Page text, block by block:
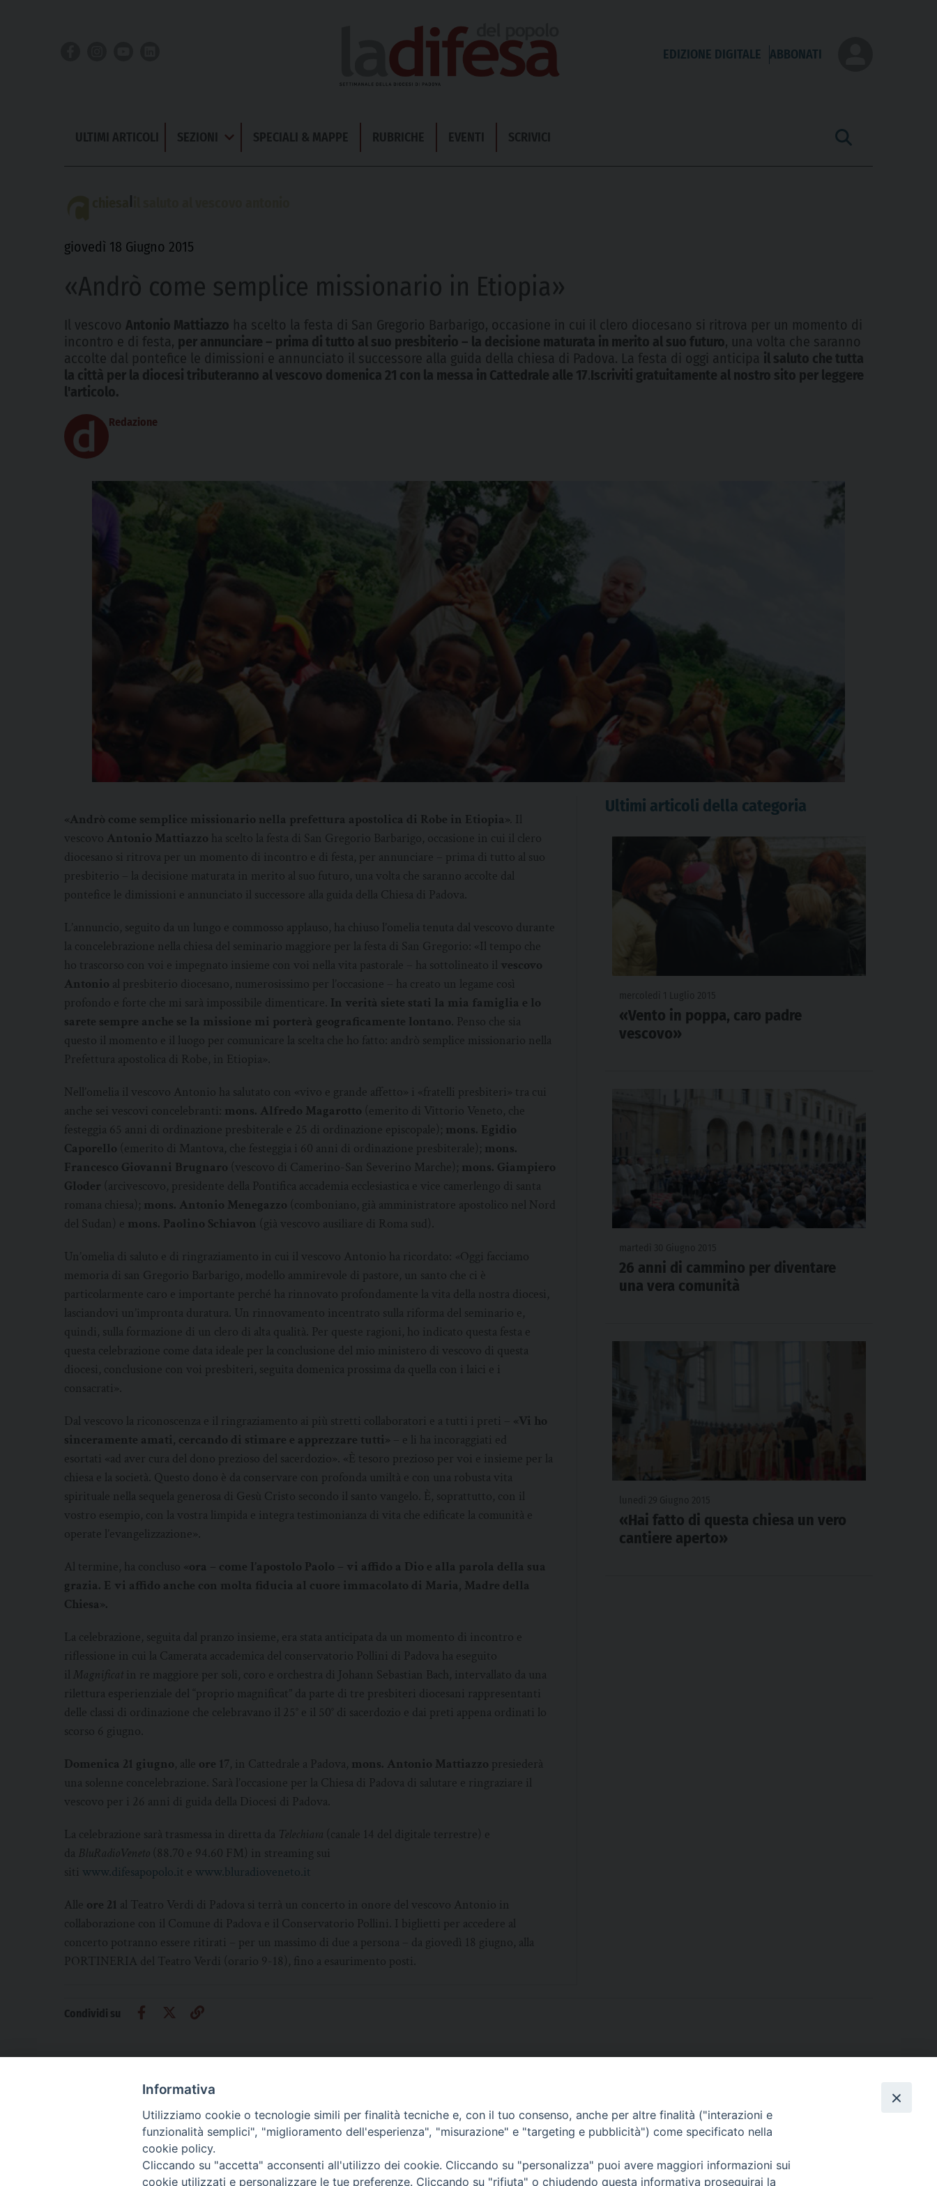
EDIZIONE DIGITALE ABBONATI
ULTIMI ARTICOLI SEZIONI
Apri
Menu
SPECIALI & MAPPE RUBRICHE EVENTI SCRIVICI
giovedì 18 Giugno 2015
«Andrò come semplice missionario in Etiopia»
Il vescovo Antonio Mattiazzo ha scelto la festa di San Gregorio Barbarigo, occasione in cui il clero diocesano si ritrova per un momento di
incontro e di festa, per annunciare – prima di tutto al suo presbiterio – la decisione maturata in merito al suo futuro, una volta che saranno
accolte dal pontefice le dimissioni e annunciato il successore alla guida della chiesa di Padova. La festa di oggi anticipa il saluto che tutta
la città per la diocesi tributeranno al vescovo domenica 21 con la messa in Cattedrale alle 17.Iscriviti gratuitamente al nostro sito per leggere
l'articolo.
Redazione
«Andrò come semplice missionario nella prefettura apostolica di Robe in Etiopia» Il
vescovo Antonio Mattiazzo ha scelto la festa di San Gregorio Barbarigo, occasione in cui il clero
diocesano si ritrova per un momento di incontro e di festa, per annunciare – prima di tutto al suo
presbiterio – la decisione maturata in merito al suo futuro, una volta che saranno accolte dal
pontefice le dimissioni e annunciato il successore alla guida della Chiesa di Padova.
L’annuncio, seguito da un lungo e commosso applauso, ha chiuso l’omelia tenuta dal vescovo durante
la concelebrazione nella chiesa del seminario maggiore per la festa di San Gregorio: «Il tempo che
ho trascorso con voi e impegnato insieme con voi nella vita pastorale – ha sottolineato il vescovo
Antonio al presbiterio diocesano, numerosissimo per l’occasione – ha creato un legame così
profondo e forte che mi sarà impossibile dimenticare. In verità siete stati la mia famiglia e lo
sarete sempre anche se la missione mi porterà geograficamente lontano . Penso che sia
questo il momento e il luogo per comunicare la scelta che ho fatto: andrò semplice missionario nella
Prefettura apostolica di Robe, in Etiopia».
Nell’omelia il vescovo Antonio ha salutato con «vivo e grande affetto» i «fratelli presbiteri» tra cui
anche sei vescovi concelebranti: mons. Alfredo Magarotto (emerito di Vittorio Veneto, che
festeggia 65 anni di ordinazione presbiterale e 25 di ordinazione episcopale); mons. Egidio
Caporello (emerito di Mantova, che festeggia i 60 anni di ordinazione presbiterale); mons.
Francesco Giovanni Brugnaro (vescovo di Camerino-San Severino Marche); mons. Giampiero
Gloder (arcivescovo, presidente della Pontifica accademia ecclesiastica e vice camerlengo di santa
romana chiesa); mons. Antonio Menegazzo (comboniano, già amministratore apostolico nel Nord
del Sudan) e mons. Paolino Schiavon (già vescovo ausiliare di Roma sud).
Un’omelia di saluto e di ringraziamento in cui il vescovo Antonio ha ricordato: «Oggi facciamo
memoria di san Gregorio Barbarigo, modello ammirevole di pastore, un santo che ci è
particolarmente caro e importante perché ha rinnovato profondamente la vita della nostra diocesi,
lasciandovi un’impronta duratura. Un rinnovamento incentrato sulla riforma del seminario e,
quindi, sulla formazione di un clero di alta qualità. Per queste ragioni, ho indicato questa festa e
questa celebrazione come data ideale per la conclusione del mio ministero di vescovo di questa
diocesi, conclusione con voi presbiteri, seguita domenica prossima da quella con i laici e i
consacrati».
Dal vescovo la riconoscenza e il ringraziamento ai più stretti collaboratori e a tutti i preti – «Vi ho
sinceramente amati, cercando di stimare e apprezzare tutti» – e li ha incoraggiati ed
esortati «ad aver cura del dono prezioso del sacerdozio». «È tesoro prezioso per voi e insieme per la
chiesa e la società. Questo dono è da conservare con profonda umiltà e con una robusta vita
spirituale nella sequela generosa di Gesù Cristo secondo il santo vangelo. È, soprattutto, con il
vostro esempio, con la vostra limpida e integra testimonianza di vita che edificate la comunità e
operate l’evangelizzazione».
Al termine, ha concluso «ora – come l’apostolo Paolo – vi affido a Dio e alla parola della sua
grazia. E vi affido anche con molta fiducia al cuore immacolato di Maria, Madre della
Chiesa».
La celebrazione, seguita dal pranzo insieme, era stata anticipata da un momento di incontro e
riflessione in cui la Camerata accademica del conservatorio Pollini di Padova ha eseguito
il Magnificat in re maggiore per soli, coro e orchestra di Johann Sebastian Bach, intervallato da una
rilettura esperienziale del “proprio magnificat” da parte di tre presbiteri diocesani rappresentanti
delle classi di ordinazione che celebravano il 25° e il 50° di sacerdozio e dai preti appena ordinati lo
scorso 6 giugno.
Domenica 21 giugno, alle ore 17, in Cattedrale a Padova, mons. Antonio Mattiazzo presiederà
una solenne concelebrazione. Sarà l’occasione per la Chiesa di Padova di salutare e ringraziare il
vescovo per i 26 anni di guida della Diocesi di Padova.
La celebrazione sarà trasmessa in diretta da Telechiara (canale 14 del digitale terrestre) e
da BluRadioVeneto (88.70 e 94.60 FM) in streaming sui
siti www.difesapopolo.it e www.bluradioveneto.it
Alle ore 21 al Teatro Verdi di Padova si terrà un concerto in onore del vescovo Antonio in
collaborazione con il Comune di Padova e il Conservatorio Pollini. I biglietti per accedere al
concerto potranno essere ritirati – per un massimo di due a persona – da giovedì 18 giugno, alla
PORTINERIA del Teatro Verdi (orario 9-18), fino a esaurimento posti.
Ultimi articoli della categoria
«Vento in poppa, caro padre
vescovo»
26 anni di cammino per diventare
una vera comunità
«Hai fatto di questa chiesa un vero
cantiere aperto»
Condividi su
AMMINISTRAZIONE TRASPARENTE SCRIVICI
Informativa
Utilizziamo cookie o tecnologie simili per finalità tecniche e, con il tuo consenso, anche per altre finalità ("interazioni e
funzionalità semplici", "miglioramento dell'esperienza", "misurazione" e "targeting e pubblicità") come specificato nella
cookie policy.
Cliccando su "accetta" acconsenti all'utilizzo dei cookie. Cliccando su "personalizza" puoi avere maggiori informazioni sui
cookie utilizzati e personalizzare le tue preferenze. Cliccando su "rifiuta" o chiudendo questa informativa proseguirai la